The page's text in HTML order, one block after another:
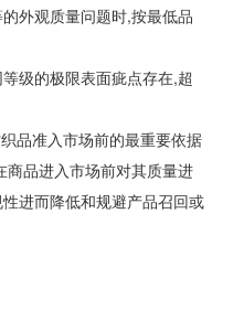
外观质量问题时,按最低品
级的极限表面疵点存在,超
品准入市场前的最重要依据
商品进入市场前对其质量进
进而降低和规避产品召回或